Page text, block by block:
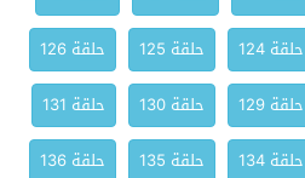
حلقة 124 حلقة 125
حلقة 126
حلقة 129 حلقة 130
حلقة 131
حلقة 134 حلقة 135
حلقة 136